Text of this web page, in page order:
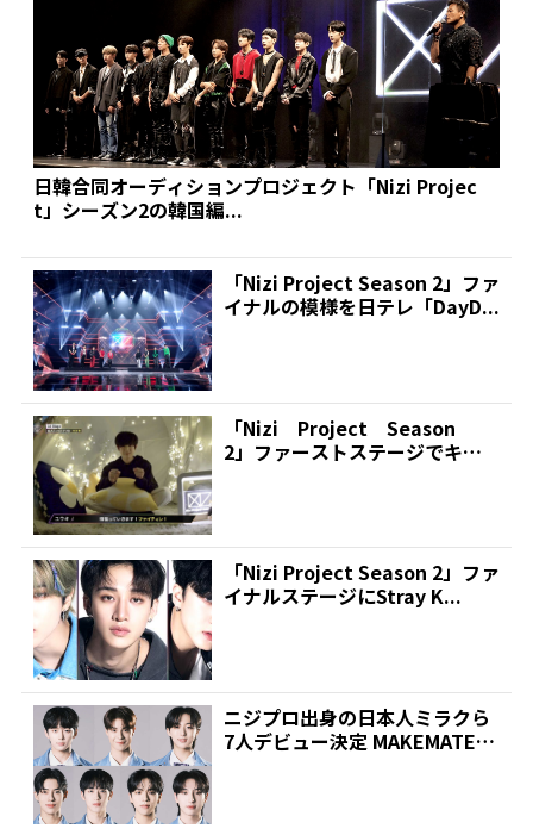
日韓合同オーディションプロジェクト「Nizi Projec
t」シーズン2の韓国編...
「Nizi Project Season 2」ファ
イナルの模様を日テレ「DayD...
「Nizi Project Season
2」ファーストステージでキュ
「Nizi Project Season 2」ファ
イナルステージにStray K...
ニジプロ出身の日本人ミラクら
7人デビュー決定 MAKEMATE1